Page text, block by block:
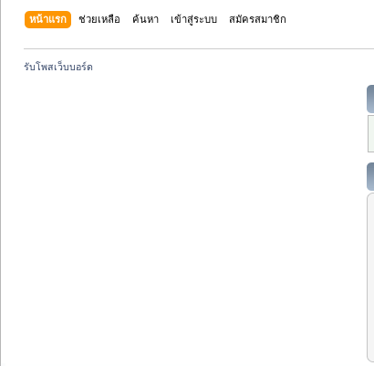
หน้าแรก ช่วยเหลือ ค้นหา เข้าสู่ระบบ สมัครสมาชิก
รับโพสเว็บบอร์ด